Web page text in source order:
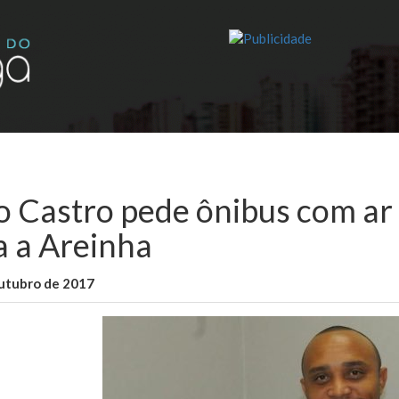
Castro pede ônibus com
a Areinha
de 2017